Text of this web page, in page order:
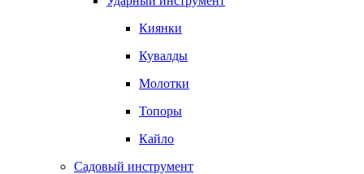
Киянки
Кувалды
Молотки
Топоры
Кайло
Садовый инструмент